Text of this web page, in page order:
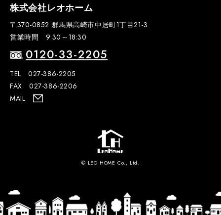
株式会社レオホーム
〒370-0852 群馬県高崎市中居町1丁目21-3
営業時間 9:30～18:30
0120-33-2205
TEL 027-386-2205
FAX 027-386-2206
MAIL
© LEO HOME Co., Ltd.